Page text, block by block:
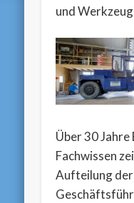
und
Über 30
Fachwissen
Aufteilung